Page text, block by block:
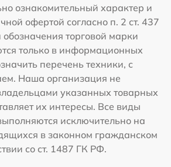
ознакомительный характер и
офертой согласно п. 2 ст. 437
торговой марки
только в информационных
перечень техники, с
Наша организация не
указанных товарных
их интересы. Все виды
исключительно на
в законном гражданском
со ст. 1487 ГК РФ.